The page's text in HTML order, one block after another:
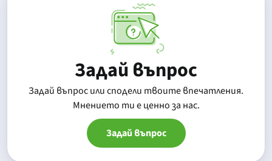
Задай въпрос
Задай въпрос или сподели твоите впечатления.
Mнението ти е ценно за нас.
Задай въпрос